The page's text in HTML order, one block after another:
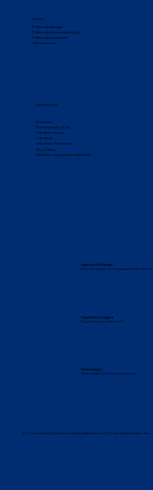
Suporte por WhatsApp
Entre em contato com nosso pessoal especializado
Pague de forma segura
Pagamentos por cartão ou PIX
Compra segura
Site protegido com tecnologia de ponta
INSTITUCIONAL
Sobre nós
Para Empresas / B2B
Trabalhe conosco
Loja virtual
Seja nosso fornecedor
RELATÓRIOS
Relatórios de igualdade salarial MTE
AJUDA
Política de entregas
Política de trocas e devoluções
Política de privacidade
Termos de uso
© 2026 por Atacadão Comercio de Gêneros Alimentícios LTDA. Todos os direitos reservados.